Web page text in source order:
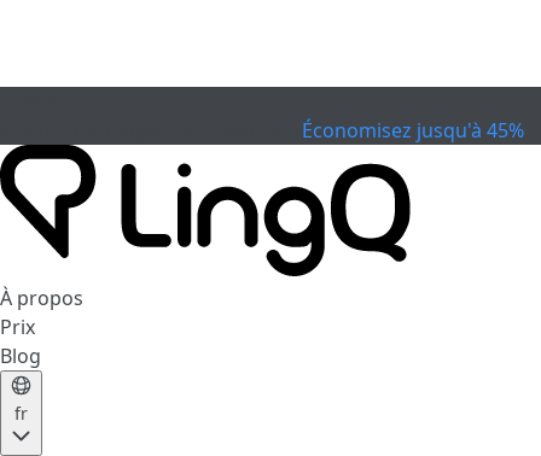
Économisez jusqu'à 45%
À propos
Prix
Blog
fr